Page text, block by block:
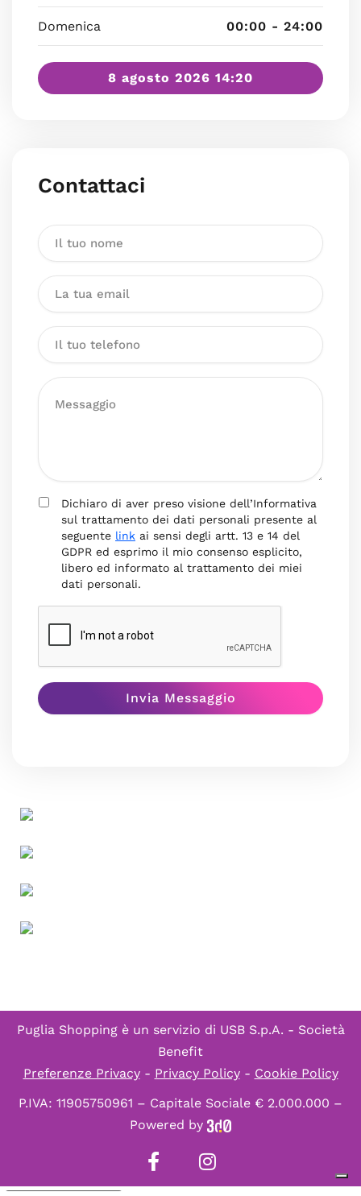
Domenica 00:00 - 24:00
8 agosto 2026 14:20
Contattaci
Dichiaro di aver preso visione dell’Informativa
sul trattamento dei dati personali presente al
seguente link ai sensi degli artt. 13 e 14 del
GDPR ed esprimo il mio consenso esplicito,
libero ed informato al trattamento dei miei
dati personali.
Puglia Shopping è un servizio di USB S.p.A. - Società
Benefit
Preferenze Privacy- Privacy Policy- Cookie Policy
P.IVA: 11905750961 – Capitale Sociale € 2.000.000 –
Powered by